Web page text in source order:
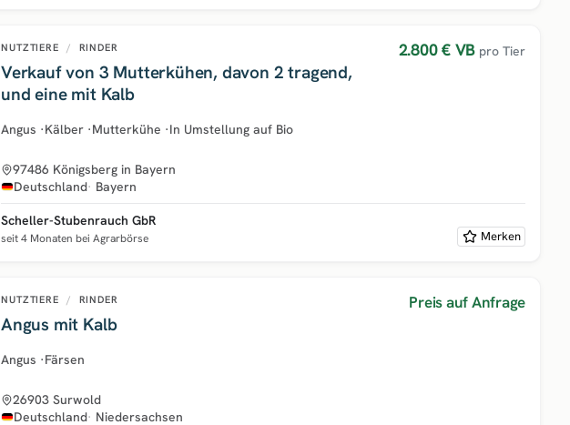
NUTZTIERE / RINDER
Verkauf von 3 Mutterkühen, davon 2 tragend,
und eine mit Kalb
2.800 € VB pro Tier
Angus ·Kälber ·Mutterkühe ·In Umstellung auf Bio
97486 Königsberg in Bayern
Deutschland Bayern
Scheller-Stubenrauch GbR
seit 4 Monaten bei Agrarbörse Merken
NUTZTIERE / RINDER
Angus mit Kalb
Preis auf Anfrage
Angus ·Färsen
26903 Surwold
Deutschland Niedersachsen